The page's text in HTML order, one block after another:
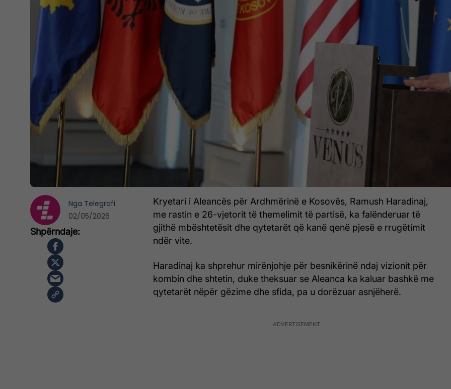
Kryetari i Aleancës për Ardhmërinë e Kosovës, Ramush Haradinaj,
me rastin e 26-vjetorit të themelimit të partisë, ka falënderuar të
gjithë mbështetësit dhe qytetarët që kanë qenë pjesë e rrugëtimit
ndër vite.
Haradinaj ka shprehur mirënjohje për besnikërinë ndaj vizionit për
kombin dhe shtetin, duke theksuar se Aleanca ka kaluar bashkë me
qytetarët nëpër gëzime dhe sfida, pa u dorëzuar asnjëherë.
Nga Telegrafi
02/05/2026